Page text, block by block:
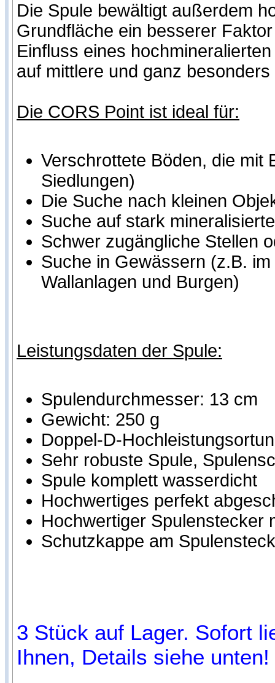
Die Spule bewältigt außerdem
Grundfläche ein besserer
Einfluss eines
auf mittlere und ganz
Die CORS Point ist ideal für:
Verschrottete Böden, die mit
Siedlungen)
Die Suche nach kleinen
Suche auf stark
Schwer zugängliche Stellen
Suche in Gewässern (z.B.
Wallanlagen und Burgen)
Leistungsdaten der Spule:
Spulendurchmesser: 13 cm
Gewicht: 250 g
Doppel-D-
Sehr robuste Spule,
Spule komplett wasserdicht
Hochwertiges perfekt
Hochwertiger Spulenstecker
Schutzkappe am
3 Stück auf Lager. Sofort
Ihnen, Details siehe unten!